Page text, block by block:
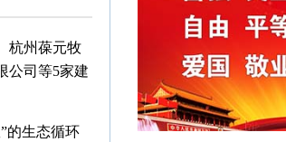
杭州葆元牧
公司等5家建
的生态循环